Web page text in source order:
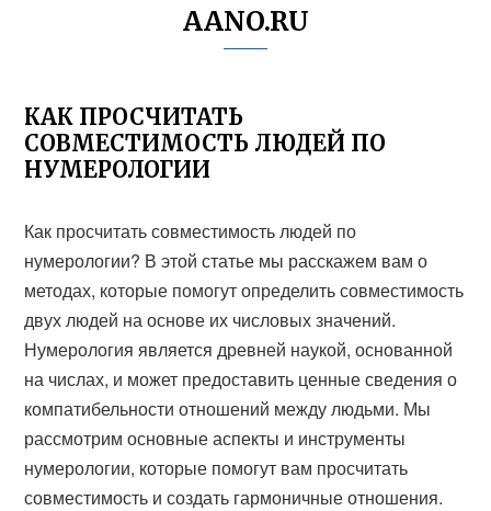
AANO.RU
КАК ПРОСЧИТАТЬ
СОВМЕСТИМОСТЬ ЛЮДЕЙ ПО
НУМЕРОЛОГИИ
Как просчитать совместимость людей по
нумерологии? В этой статье мы расскажем вам о
методах, которые помогут определить совместимость
двух людей на основе их числовых значений.
Нумерология является древней наукой, основанной
на числах, и может предоставить ценные сведения о
компатибельности отношений между людьми. Мы
рассмотрим основные аспекты и инструменты
нумерологии, которые помогут вам просчитать
совместимость и создать гармоничные отношения.